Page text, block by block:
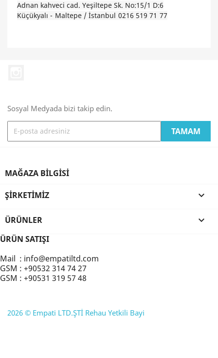
Adnan kahveci cad. Yeşiltepe Sk. No:15/1 D:6
Küçükyalı - Maltepe / İstanbul 0216 519 71 77
Sosyal Medyada bizi takip edin.
MAĞAZA BILGISI
ŞIRKETIMIZ 
ÜRÜNLER 
ÜRÜN SATIŞI
Mail : info@empatiltd.com
GSM : +90532 314 74 27
GSM : +90531 319 57 48
2026 © Empati LTD.ŞTİ Rehau Yetkili Bayi